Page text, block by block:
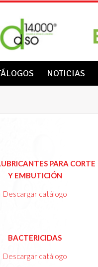
NOTICIAS
Ver
catálogo
PARA CORTE
Y EMBUTICIÓN
Descargar catálogo
Ver
BACTERICIDAS
Descargar catálogo